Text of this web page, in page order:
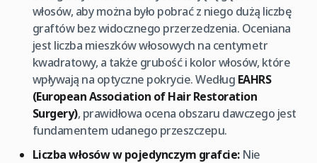
włosów, aby można było pobrać z niego dużą liczbę
graftów bez widocznego przerzedzenia. Oceniana
jest liczba mieszków włosowych na centymetr
kwadratowy, a także grubość i kolor włosów, które
wpływają na optyczne pokrycie. Według EAHRS
(European Association of Hair Restoration
Surgery), prawidłowa ocena obszaru dawczego jest
fundamentem udanego przeszczepu.
Liczba włosów w pojedynczym grafcie:Nie